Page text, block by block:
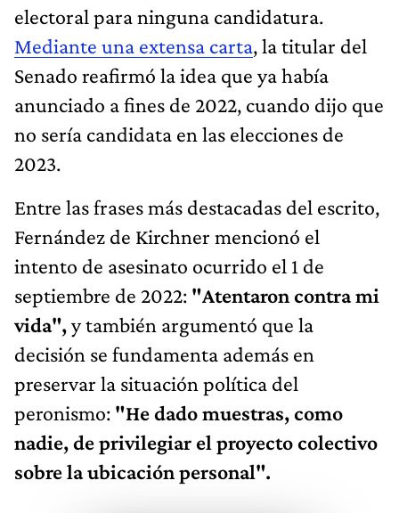
electoral para ninguna candidatura.
Mediante una extensa carta, la titular del
Senado reafirmó la idea que ya había
anunciado a fines de 2022, cuando dijo que
no sería candidata en las elecciones de
2023.
Entre las frases más destacadas del escrito,
Fernández de Kirchner mencionó el
intento de asesinato ocurrido el 1 de
septiembre de 2022: "Atentaron contra mi
vida",y también argumentó que la
decisión se fundamenta además en
preservar la situación política del
peronismo: "He dado muestras, como
nadie, de privilegiar el proyecto colectivo
sobre la ubicación personal".